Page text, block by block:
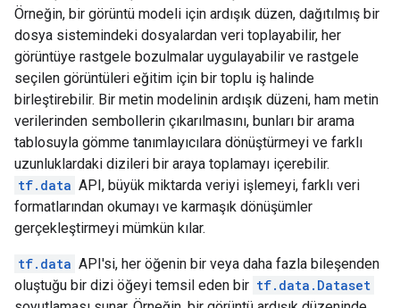
Örneğin, bir görüntü modeli için ardışık düzen, dağıtılmış bir
dosya sistemindeki dosyalardan veri toplayabilir, her
görüntüye rastgele bozulmalar uygulayabilir ve rastgele
seçilen görüntüleri eğitim için bir toplu iş halinde
birleştirebilir. Bir metin modelinin ardışık düzeni, ham metin
verilerinden sembollerin çıkarılmasını, bunları bir arama
tablosuyla gömme tanımlayıcılara dönüştürmeyi ve farklı
uzunluklardaki dizileri bir araya toplamayı içerebilir.
tf.data API, büyük miktarda veriyi işlemeyi, farklı veri
formatlarından okumayı ve karmaşık dönüşümler
gerçekleştirmeyi mümkün kılar.
tf.data API'si, her öğenin bir veya daha fazla bileşenden
oluştuğu bir dizi öğeyi temsil eden bir tf.data.Dataset